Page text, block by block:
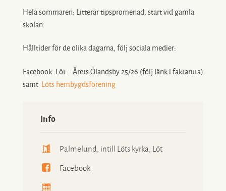
Hela sommaren: Litterär tipspromenad, start vid gamla
skolan.
Hålltider för de olika dagarna, följ sociala medier:
Facebook: Löt – Årets Ölandsby 25/26 (följ länk i faktaruta)
samt
Löts hembygdsförening
Info
Palmelund, intill Löts kyrka, Löt
Facebook